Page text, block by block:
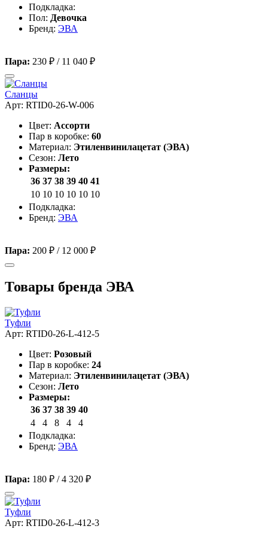
Подкладка:
Пол: Девочка
Бренд: ЭВА
Пара: 230 ₽ / 11 040 ₽
Сланцы
Арт: RTID0-26-W-006
Цвет: Ассорти
Пар в коробке: 60
Материал: Этиленвинилацетат (ЭВА)
Сезон: Лето
Размеры:
36 37 38 39 40 41
10 10 10 10 10 10
Подкладка:
Бренд: ЭВА
Пара: 200 ₽ / 12 000 ₽
Товары бренда ЭВА
Туфли
Арт: RTID0-26-L-412-5
Цвет: Розовый
Пар в коробке: 24
Материал: Этиленвинилацетат (ЭВА)
Сезон: Лето
Размеры:
36 37 38 39 40
4
4 8 4
4
Подкладка:
Бренд: ЭВА
Пара: 180 ₽ /4 320 ₽
Туфли
Арт: RTID0-26-L-412-3